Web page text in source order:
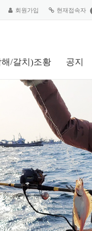
회원가입 현재접속자
/갈치)조황 공지